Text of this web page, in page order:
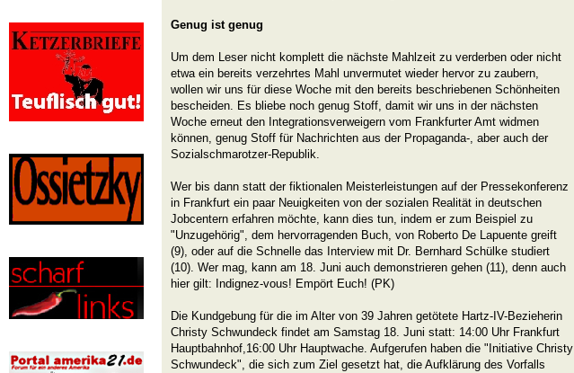
Genug ist genug
Um dem Leser nicht komplett die nächste Mahlzeit zu verderben oder nicht
etwa ein bereits verzehrtes Mahl unvermutet wieder hervor zu zaubern,
wollen wir uns für diese Woche mit den bereits beschriebenen Schönheiten
bescheiden. Es bliebe noch genug Stoff, damit wir uns in der nächsten
Woche erneut den Integrationsverweigern vom Frankfurter Amt widmen
können, genug Stoff für Nachrichten aus der Propaganda-, aber auch der
Sozialschmarotzer-Republik.
Wer bis dann statt der fiktionalen Meisterleistungen auf der Pressekonferenz
in Frankfurt ein paar Neuigkeiten von der sozialen Realität in deutschen
Jobcentern erfahren möchte, kann dies tun, indem er zum Beispiel zu
"Unzugehörig", dem hervorragenden Buch, von Roberto De Lapuente greift
(9), oder auf die Schnelle das Interview mit Dr. Bernhard Schülke studiert
(10). Wer mag, kann am 18. Juni auch demonstrieren gehen (11), denn auch
hier gilt: Indignez-vous! Empört Euch! (PK)
Die Kundgebung für die im Alter von 39 Jahren getötete Hartz-IV-Bezieherin
Christy Schwundeck findet am Samstag 18. Juni statt: 14:00 Uhr Frankfurt
Hauptbahnhof,16:00 Uhr Hauptwache. Aufgerufen haben die "Initiative Christy
Schwundeck", die sich zum Ziel gesetzt hat, die Aufklärung des Vorfalls